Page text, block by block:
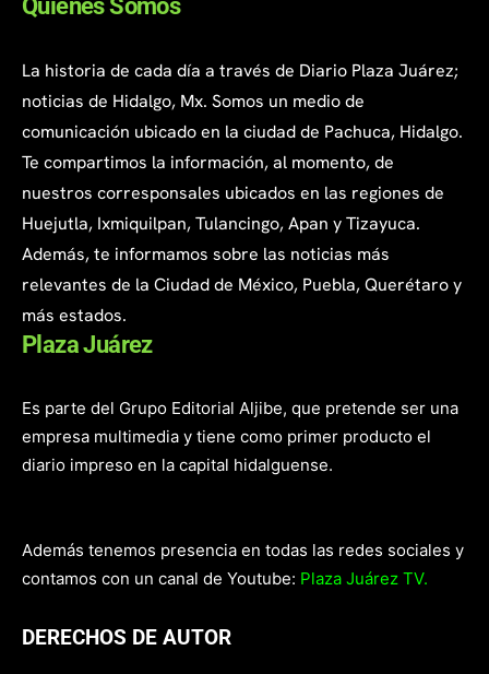
Quienes Somos
La historia de cada día a través de Diario Plaza Juárez;
noticias de Hidalgo, Mx. Somos un medio de
comunicación ubicado en la ciudad de Pachuca, Hidalgo.
Te compartimos la información, al momento, de
nuestros corresponsales ubicados en las regiones de
Huejutla, Ixmiquilpan, Tulancingo, Apan y Tizayuca.
Además, te informamos sobre las noticias más
relevantes de la Ciudad de México, Puebla, Querétaro y
más estados.
Plaza Juárez
Es parte del Grupo Editorial Aljibe, que pretende ser una
empresa multimedia y tiene como primer producto el
diario impreso en la capital hidalguense.
Además tenemos presencia en todas las redes sociales y
contamos con un canal de Youtube: Plaza Juárez TV.
DERECHOS DE AUTOR